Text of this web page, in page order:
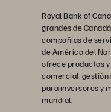
Royal Bank of
grandes de
compañías de
de América del
ofrece productos
comercial, gestión
para inversores y
mundial.